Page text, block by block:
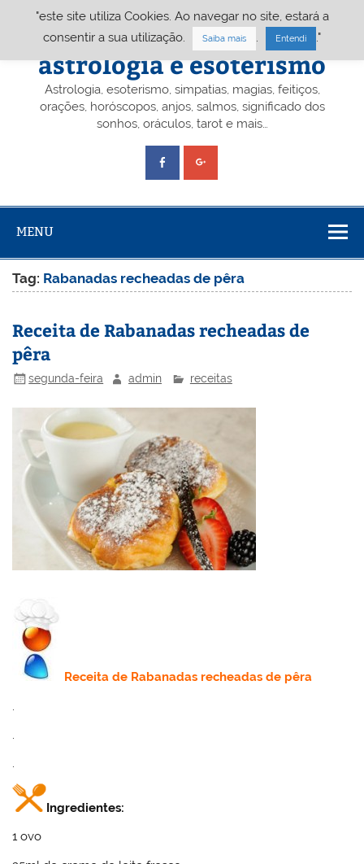
Portal A&E – Portal
astrologia e esoterismo
Astrologia, esoterismo, simpatias, magias, feitiços,
orações, horóscopos, anjos, salmos, significado dos
sonhos, oráculos, tarot e mais…
MENU
Tag: Rabanadas recheadas de pêra
Receita de Rabanadas recheadas de
pêra
segunda-feira admin receitas
Receitade Rabanadas recheadas de pêra
.
.
Ingredientes:
1 ovo
"este site utiliza Cookies. Ao navegar no site, estará a
consentir a sua utilização.
Saiba mais Entendi ."